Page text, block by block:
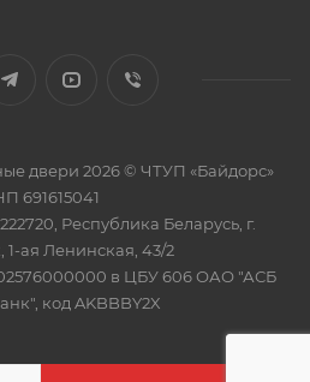
двери 2026 © ЧТУП «Байдорс»
691615041
Республика Беларусь, г.
ая Ленинская, 43/2
в ЦБУ 606 ОАО "АСБ
код AKBBBY2X